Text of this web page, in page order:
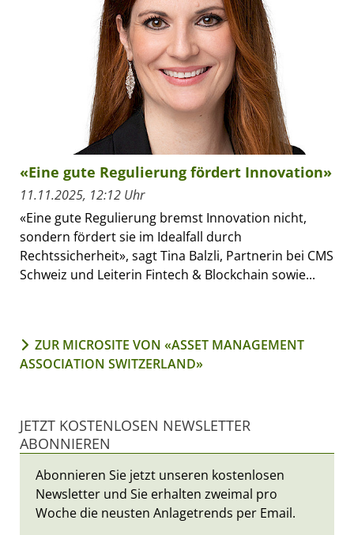
«Eine gute Regulierung fördert Innovation»
11.11.2025, 12:12 Uhr
«Eine gute Regulierung bremst Innovation nicht,
sondern fördert sie im Idealfall durch
Rechtssicherheit», sagt Tina Balzli, Partnerin bei CMS
Schweiz und Leiterin Fintech & Blockchain sowie...
ZUR MICROSITE VON «ASSET MANAGEMENT
ASSOCIATION SWITZERLAND»
JETZT KOSTENLOSEN NEWSLETTER
ABONNIEREN
Abonnieren Sie jetzt unseren kostenlosen
Newsletter und Sie erhalten zweimal pro
Woche die neusten Anlagetrends per Email.